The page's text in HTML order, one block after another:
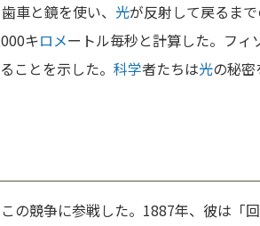
車と鏡を使い、 光が反射して戻るま
キロメートル毎秒と計算した。フィ
ことを示した。 科学者たちは光の秘密
の競争に参戦した。1887年、彼は「